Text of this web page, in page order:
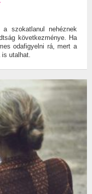
szokatlanul nehéznek
következménye. Ha
odafigyelni rá, mert a
utalhat.